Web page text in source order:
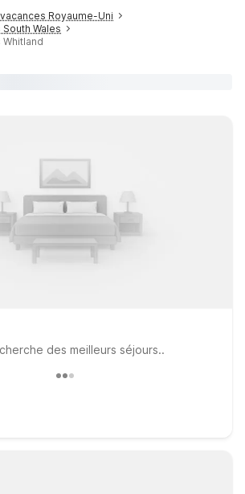
Royaume-Uni
Wales
des meilleurs séjours..